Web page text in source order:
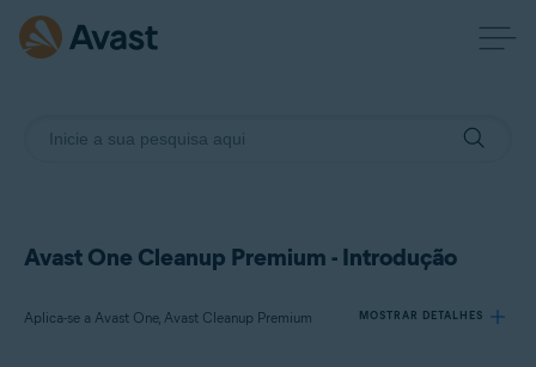
Avast One Cleanup Premium - Introdução
Aplica-se a Avast One, Avast Cleanup Premium MOSTRAR DETALHES